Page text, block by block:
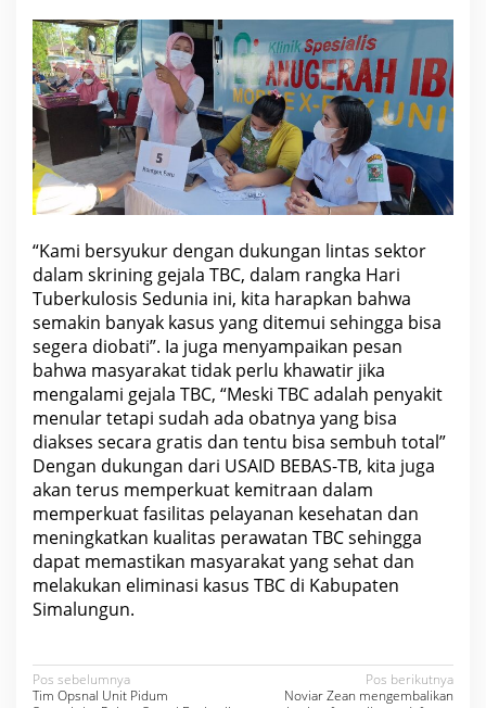
“Kami bersyukur dengan dukungan lintas sektor
dalam skrining gejala TBC, dalam rangka Hari
Tuberkulosis Sedunia ini, kita harapkan bahwa
semakin banyak kasus yang ditemui sehingga bisa
segera diobati”. Ia juga menyampaikan pesan
bahwa masyarakat tidak perlu khawatir jika
mengalami gejala TBC, “Meski TBC adalah penyakit
menular tetapi sudah ada obatnya yang bisa
diakses secara gratis dan tentu bisa sembuh total”
Dengan dukungan dari USAID BEBAS-TB, kita juga
akan terus memperkuat kemitraan dalam
memperkuat fasilitas pelayanan kesehatan dan
meningkatkan kualitas perawatan TBC sehingga
dapat memastikan masyarakat yang sehat dan
melakukan eliminasi kasus TBC di Kabupaten
Simalungun.
N
Pos sebelumnya
Tim Opsnal Unit Pidum
Pos berikutnya
Noviar Zean mengembalikan